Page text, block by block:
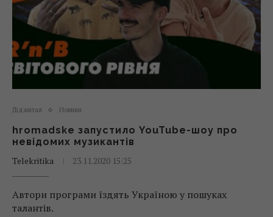
Діджитал Новини
hromadske запустило YouTube-шоу про
невідомих музикантів
Telekritika
23.11.2020 15:25
Автори програми їздять Україною у пошуках
талантів.